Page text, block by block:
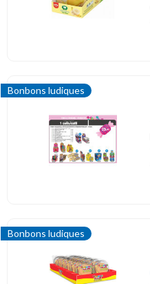
Bonbons ludiques
Bonbons ludiques